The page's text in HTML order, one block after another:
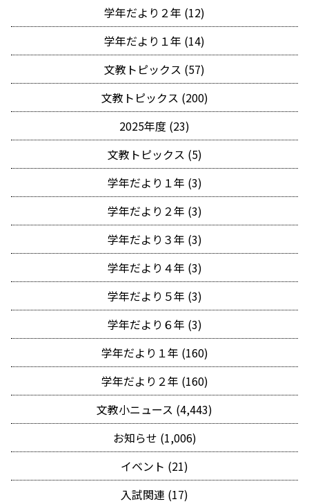
学年だより２年 (12)
学年だより１年 (14)
文教トピックス (57)
文教トピックス (200)
2025年度 (23)
文教トピックス (5)
学年だより１年 (3)
学年だより２年 (3)
学年だより３年 (3)
学年だより４年 (3)
学年だより５年 (3)
学年だより６年 (3)
学年だより１年 (160)
学年だより２年 (160)
文教小ニュース (4,443)
お知らせ (1,006)
イベント (21)
入試関連 (17)